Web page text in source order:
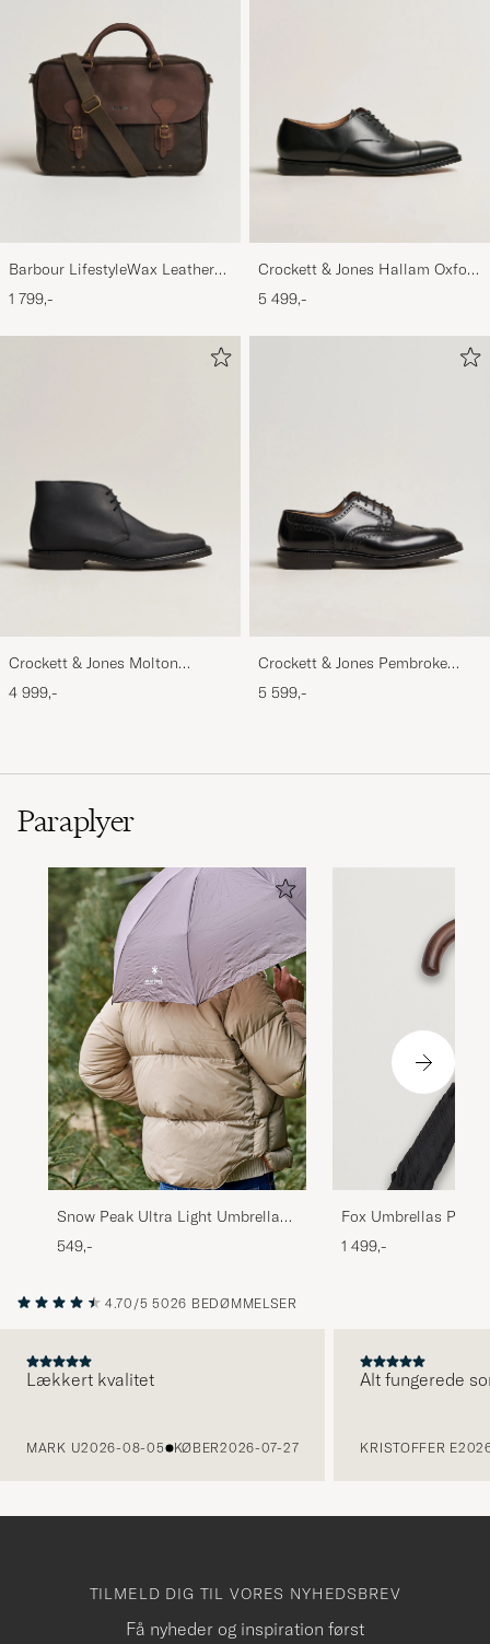
Barbour LifestyleWax Leather
Briefcase Olive
1 799,-
Crockett & Jones Hallam Oxford
Black Calf
5 499,-
Crockett & Jones Molton
Chukka Black Rough-Out Suede
4 999,-
Crockett & Jones Pembroke
Derbys Black Calf
5 599,-
Paraplyer
Snow Peak Ultra Light Umbrella
Grey
549,-
Fox Umbrellas
Hardwood Umbrella
1 499,-
4.70/5 5026 BEDØMMELSER
Lækkert kvalitet
MARK U2026-08-05 KØBER2026-07-27
Alt fungerede
KRISTOFFER E
TILMELD DIG TIL VORES NYHEDSBREV
Få nyheder og inspiration først